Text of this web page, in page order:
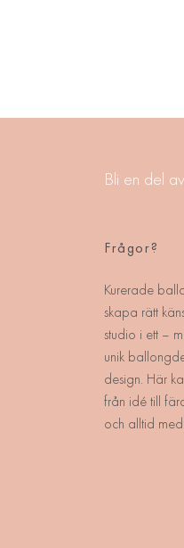
Bli en del
Frågor?
Kurerade
skapa rätt
studio i ett –
unik
design. Här
från idé till
och alltid